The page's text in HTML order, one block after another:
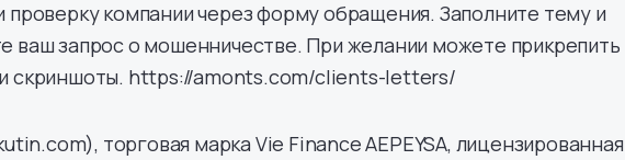
проверку компании через форму обращения. Заполните тему и
ваш запрос о мошенничестве. При желании можете прикрепить
скриншоты. https://amonts.com/clients-letters/
торговая марка Vie Finance AEPEYSA,